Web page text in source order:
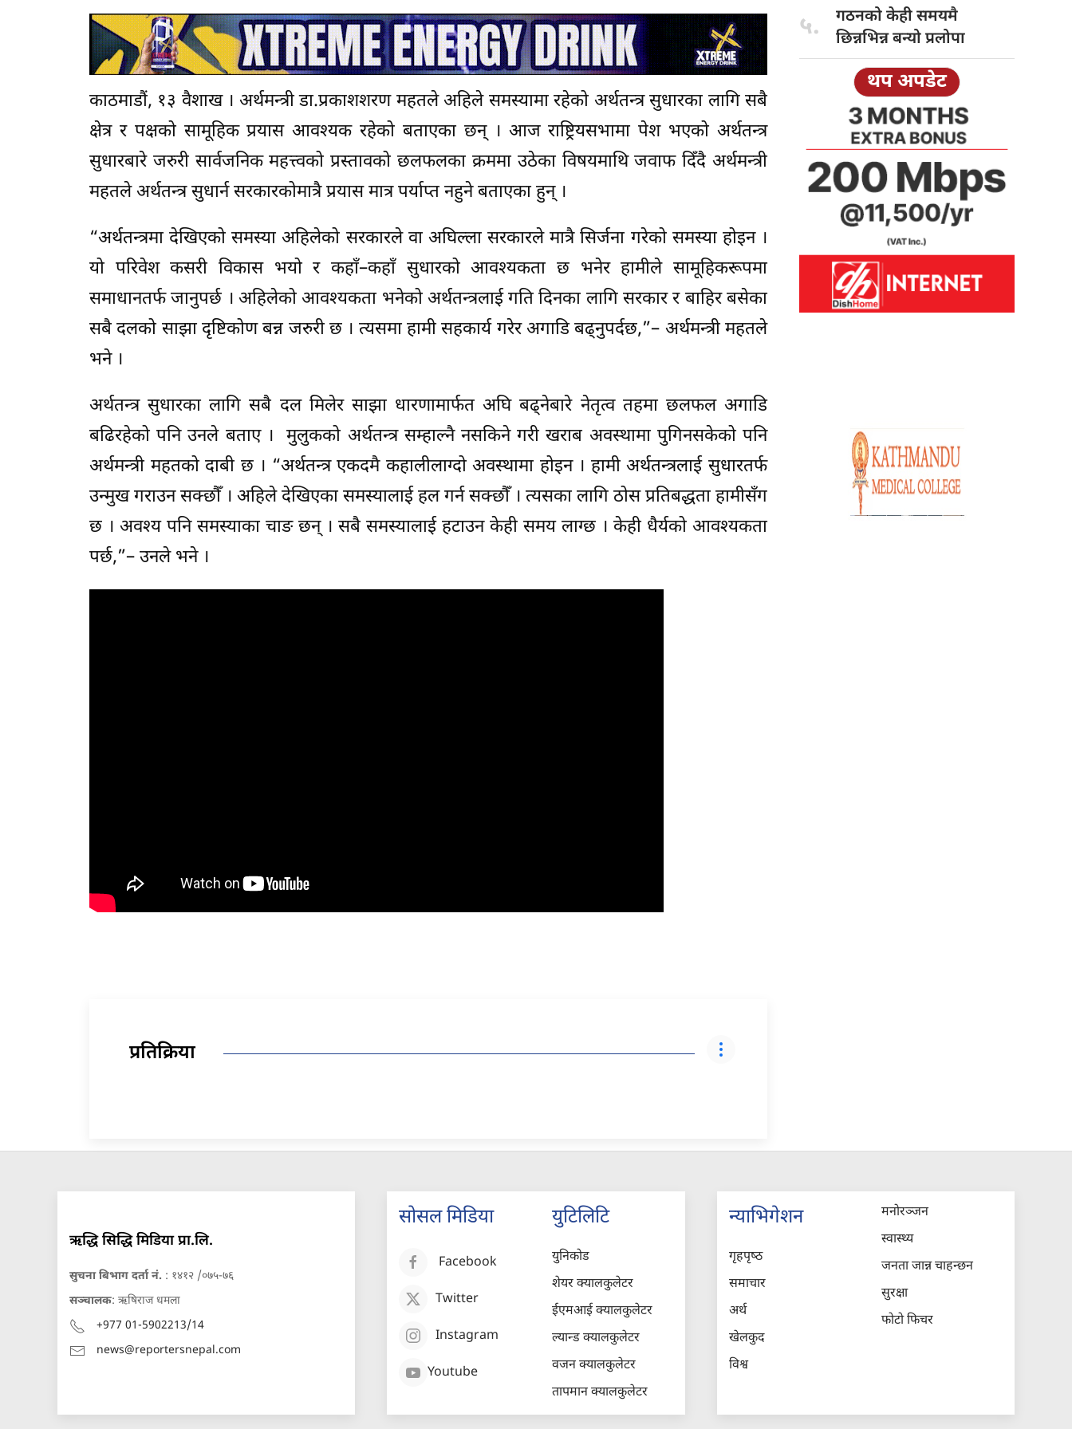
काठमाडौं, १३ वैशाख । अर्थमन्त्री डा.प्रकाशशरण महतले अहिले समस्यामा रहेको अर्थतन्त्र सुधारका लागि सबै
क्षेत्र र पक्षको सामूहिक प्रयास आवश्यक रहेको बताएका छन् । आज राष्ट्रियसभामा पेश भएको अर्थतन्त्र
सुधारबारे जरुरी सार्वजनिक महत्त्वको प्रस्तावको छलफलका क्रममा उठेका विषयमाथि जवाफ दिँदै अर्थमन्त्री
महतले अर्थतन्त्र सुधार्न सरकारकोमात्रै प्रयास मात्र पर्याप्त नहुने बताएका हुन् ।
“अर्थतन्त्रमा देखिएको समस्या अहिलेको सरकारले वा अघिल्ला सरकारले मात्रै सिर्जना गरेको समस्या होइन ।
यो परिवेश कसरी विकास भयो र कहाँ–कहाँ सुधारको आवश्यकता छ भनेर हामीले सामूहिकरूपमा
समाधानतर्फ जानुपर्छ । अहिलेको आवश्यकता भनेको अर्थतन्त्रलाई गति दिनका लागि सरकार र बाहिर बसेका
सबै दलको साझा दृष्टिकोण बन्न जरुरी छ । त्यसमा हामी सहकार्य गरेर अगाडि बढ्नुपर्दछ,”– अर्थमन्त्री महतले
भने ।
अर्थतन्त्र सुधारका लागि सबै दल मिलेर साझा धारणामार्फत अघि बढ्नेबारे नेतृत्व तहमा छलफल अगाडि
बढिरहेको पनि उनले बताए । मुलुकको अर्थतन्त्र सम्हाल्नै नसकिने गरी खराब अवस्थामा पुगिनसकेको पनि
अर्थमन्त्री महतको दाबी छ । “अर्थतन्त्र एकदमै कहालीलाग्दो अवस्थामा होइन । हामी अर्थतन्त्रलाई सुधारतर्फ
उन्मुख गराउन सक्छौँ । अहिले देखिएका समस्यालाई हल गर्न सक्छौँ । त्यसका लागि ठोस प्रतिबद्धता हामीसँग
छ । अवश्य पनि समस्याका चाङ छन् । सबै समस्यालाई हटाउन केही समय लाग्छ । केही धैर्यको आवश्यकता
पर्छ,”– उनले भने ।
प्रतिक्रिया
५. गठनको केहीसमयमै
छिन्नभिन्न बन्यो प्रलोपा
थप अपडेट
ऋद्धि सिद्धि मिडिया प्रा.लि.
सुचना बिभाग दर्ता नं. : १४१२ /०७५-७६
सञ्चालक: ऋषिराज धमला
+977 01-5902213/14
news@reportersnepal.com
सोसल मिडिया
Facebook
Twitter
Instagram
Youtube
युटिलिटि
युनिकोड
शेयर क्यालकुलेटर
ईएमआई क्यालकुलेटर
ल्यान्ड क्यालकुलेटर
वजन क्यालकुलेटर
तापमान क्यालकुलेटर
न्याभिगेशन
गृहपृष्‍ठ
समाचार
अर्थ
खेलकुद
विश्व
मनोरञ्जन
स्वास्थ्य
जनता जान्न चाहन्छन
सुरक्षा
फोटो फिचर